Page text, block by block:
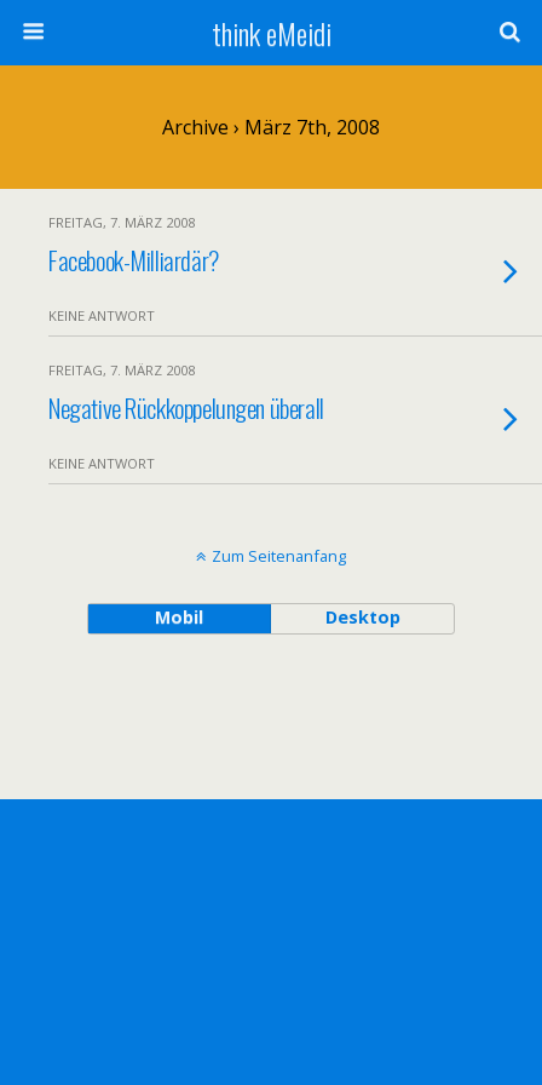
think eMeidi
Archive › März 7th, 2008
FREITAG, 7. MÄRZ 2008
Facebook-Milliardär?
KEINE ANTWORT
FREITAG, 7. MÄRZ 2008
Negative Rückkoppelungen überall
KEINE ANTWORT
Zum Seitenanfang
Mobil Desktop